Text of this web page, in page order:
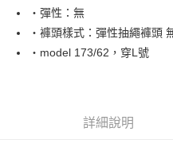
Google Pay
AFTEE先享後付
１．簡單：不需註冊會員、不需綁
‧彈性：無
‧褲頭樣式：彈性抽繩褲頭
‧model 173/62，穿L號
詳細說明